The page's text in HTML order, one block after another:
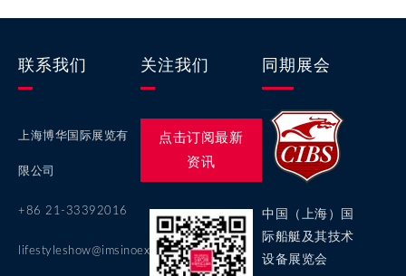
联系我们
上海博华国际展览有
限公司
+86 21-33392016
lifestyleshow@imsinoexpo.com
关注我们
点击订阅最新
资讯
同期展会
中国（上海）国
际船艇及其技术
设备展览会